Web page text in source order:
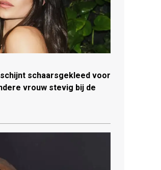
schaarsgekleed voor
vrouw stevig bij de